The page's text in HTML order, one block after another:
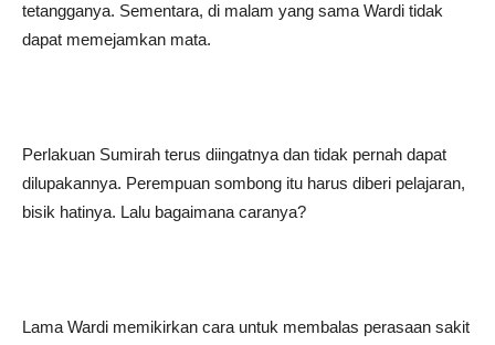
tetangganya. Sementara, di malam yang sama Wardi tidak
dapat memejamkan mata.
Perlakuan Sumirah terus diingatnya dan tidak pernah dapat
dilupakannya. Perempuan sombong itu harus diberi pelajaran,
bisik hatinya. Lalu bagaimana caranya?
Lama Wardi memikirkan cara untuk membalas perasaan sakit